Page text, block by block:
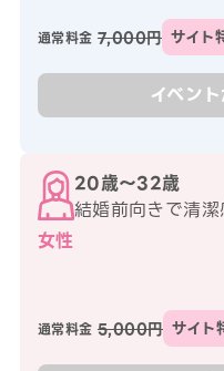
通常料金 7,000円 サイト
イベン
女性
20歳〜32歳
結婚前向きで清
通常料金 5,000円 サイト